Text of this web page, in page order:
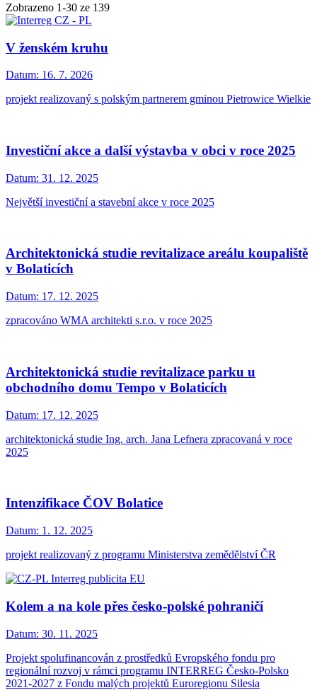
Zobrazeno 1-30 ze 139
V ženském kruhu
Datum: 16. 7. 2026
projekt realizovaný s polským partnerem gminou Pietrowice Wielkie
Investiční akce a další výstavba v obci v roce 2025
Datum: 31. 12. 2025
Největší investiční a stavební akce v roce 2025
Architektonická studie revitalizace areálu koupaliště
v Bolaticích
Datum: 17. 12. 2025
zpracováno WMA architekti s.r.o. v roce 2025
Architektonická studie revitalizace parku u
obchodního domu Tempo v Bolaticích
Datum: 17. 12. 2025
architektonická studie Ing. arch. Jana Lefnera zpracovaná v roce
2025
Intenzifikace ČOV Bolatice
Datum: 1. 12. 2025
projekt realizovaný z programu Ministerstva zemědělství ČR
Kolem a na kole přes česko-polské pohraničí
Datum: 30. 11. 2025
Projekt spolufinancován z prostředků Evropského fondu pro
regionální rozvoj v rámci programu INTERREG Česko-Polsko
2021-2027 z Fondu malých projektů Euroregionu Silesia